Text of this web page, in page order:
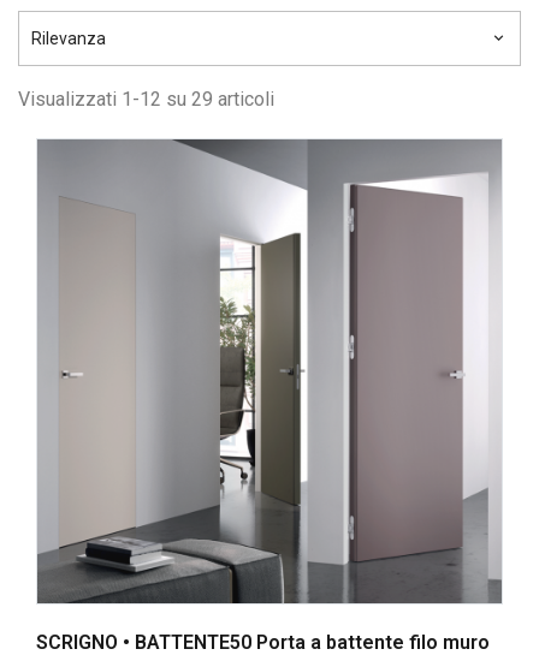
Rilevanza keyboard_arrow_down
Visualizzati 1-12 su 29 articoli
SCRIGNO • BATTENTE50 Porta a battente filo muro